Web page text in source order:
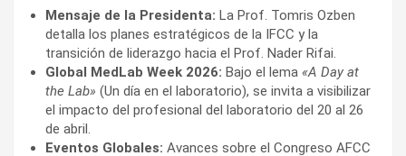
Mensaje de la Presidenta: La Prof. Tomris Ozben
detalla los planes estratégicos de la IFCC y la
transición de liderazgo hacia el Prof. Nader Rifai.
Global MedLab Week 2026: Bajo el lema «A Day at
the Lab» (Un día en el laboratorio), se invita a visibilizar
el impacto del profesional del laboratorio del 20 al 26
de abril.
Eventos Globales: Avances sobre el Congreso AFCC